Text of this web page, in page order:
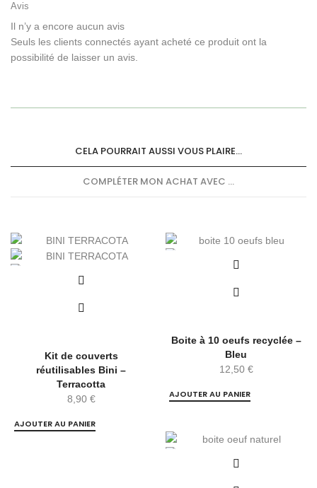
Avis
Il n’y a encore aucun avis
Seuls les clients connectés ayant acheté ce produit ont la
possibilité de laisser un avis.
CELA POURRAIT AUSSI VOUS PLAIRE...
COMPLÉTER MON ACHAT AVEC ...
Kit de couverts
réutilisables Bini –
Terracotta
8,90 €
AJOUTER AU PANIER
Boite à 10 oeufs recyclée –
Bleu
12,50 €
AJOUTER AU PANIER